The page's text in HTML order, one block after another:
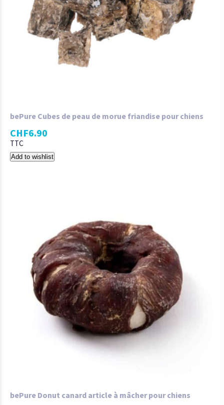
bePure Cubes de peau de morue friandise pour chiens
CHF6.90
TTC
Add to wishlist
bePure Donut canard article à mâcher pour chiens